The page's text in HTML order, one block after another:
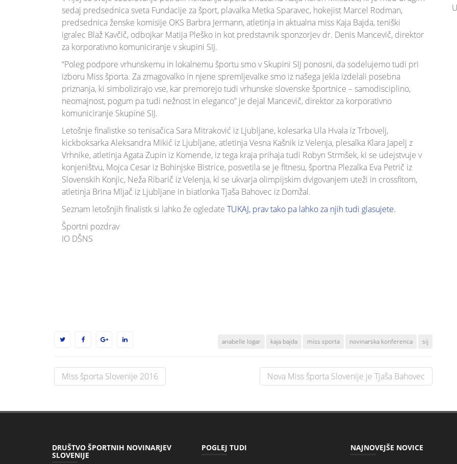
sedaj predsednica sveta Fundacije za šport, plavalka Metka Sparavec, hokejist Marcel Rodman,
predsednica ženske komisije OKS Barbra Jermann, atletinja in aktualna miss Kaja Bajda, teniški
igralec Blaž Kavčič, odbojkar Matija Pleško in kot predstavnik sponzorjev dr. Denis Mancevič, direktor
za korporativno komuniciranje v skupini SIJ.
“Poleg podpore vrhunskemu in lokalnemu športu smo v Skupini SIJ ponosni, da sodelujemo tudi pri
izboru Miss športa. Za zmagovalko in njene spremljevalke smo iz našega jekla izdelali posebna
priznanja, ki simbolizirajo vse, kar premorejo tudi vrhunske slovenske športnice – samodisciplino,
neomajnost, pogum pa tudi nežnost in eleganco” je dejal Mancevič, direktor za korporativno
komuniciranje Skupine SIJ.
Letošnje finalistke so tenisačica Sara Mitraković iz Ljubljane, kolesarka Ula Hvala iz Trbovelj,
kickboksarka Aleksandra Mikić iz Ljubljane, atletinja Vesna Kašnik iz Velenja, plesalka Klara Japelj z
Vrhnike, atletinja Agata Zupin iz Komende, iz tega kraja prihaja tudi Robyn Strmšek, ki se udejstvuje v
konjeništvu, Mojca Cesar iz Bohinjske Bistrice, posvetila se je fitnesu, športna Plezalka Eva Petrič iz
Slovenskih Konjic, Neža Ribarič iz Velenja, ki se ukvarja olimpijskim dvigovanjem uteži in crossfitom,
atletinja Brina Mljač iz Ljubljane in biatlonka Tjaša Bahovec iz Domžal.
Seznam letošnjih finalistk si lahko že ogledate TUKAJ, prav tako pa lahko za njih tudi glasujete.
Športni pozdrav
IO DŠNS
anabelle logar kaja bajda miss sporta novinarska konferenca sij
Post
navigation
Miss športa Slovenije 2016 Nova Miss športa Slovenije je Tjaša Bahovec
DRUŠTVO ŠPORTNIH NOVINARJEV
SLOVENIJE
POGLEJ TUDI NAJNOVEJŠE NOVICE